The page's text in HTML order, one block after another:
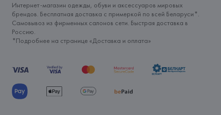
Интернет-магазин одежды, обуви и аксессуаров мировых
брендов. Бесплатная доставка с примеркой по всей Беларуси*.
Самовывоз из фирменных салонов сети. Быстрая доставка в
Россию.
*Подробнее на странице «Доставка и оплата»